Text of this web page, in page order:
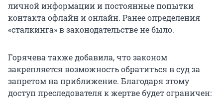
личной информации и постоянные попытки
контакта офлайн и онлайн. Ранее определения
«сталкинга» в законодательстве не было.
Горячева также добавила, что законом
закрепляется возможность обратиться в суд за
запретом на приближение. Благодаря этому
доступ преследователя к жертве будет ограничен: